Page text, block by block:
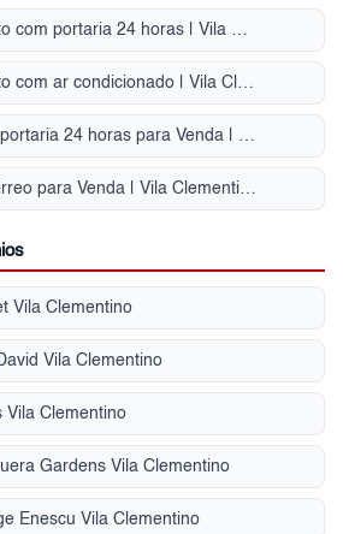
Alugar Apartamento com portaria 24 horas | Vila Clementino
Alugar Apartamento com ar condicionado | Vila Clementino
Apartamento com portaria 24 horas para Venda | Vila Clementino
Apartamento no térreo para Venda | Vila Clementino
Vila Clementino
Vila Clementino
Vila Clementino
Gardens Vila Clementino
Enescu Vila Clementino